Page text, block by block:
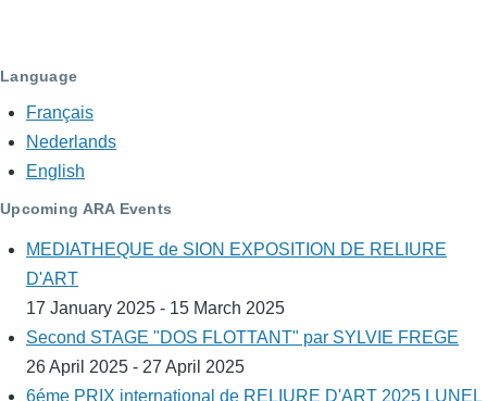
Language
Français
Nederlands
English
Upcoming ARA Events
MEDIATHEQUE de SION EXPOSITION DE RELIURE
D'ART
17 January 2025 - 15 March 2025
Second STAGE "DOS FLOTTANT" par SYLVIE FREGE
26 April 2025 - 27 April 2025
6éme PRIX international de RELIURE D'ART 2025 LUNEL